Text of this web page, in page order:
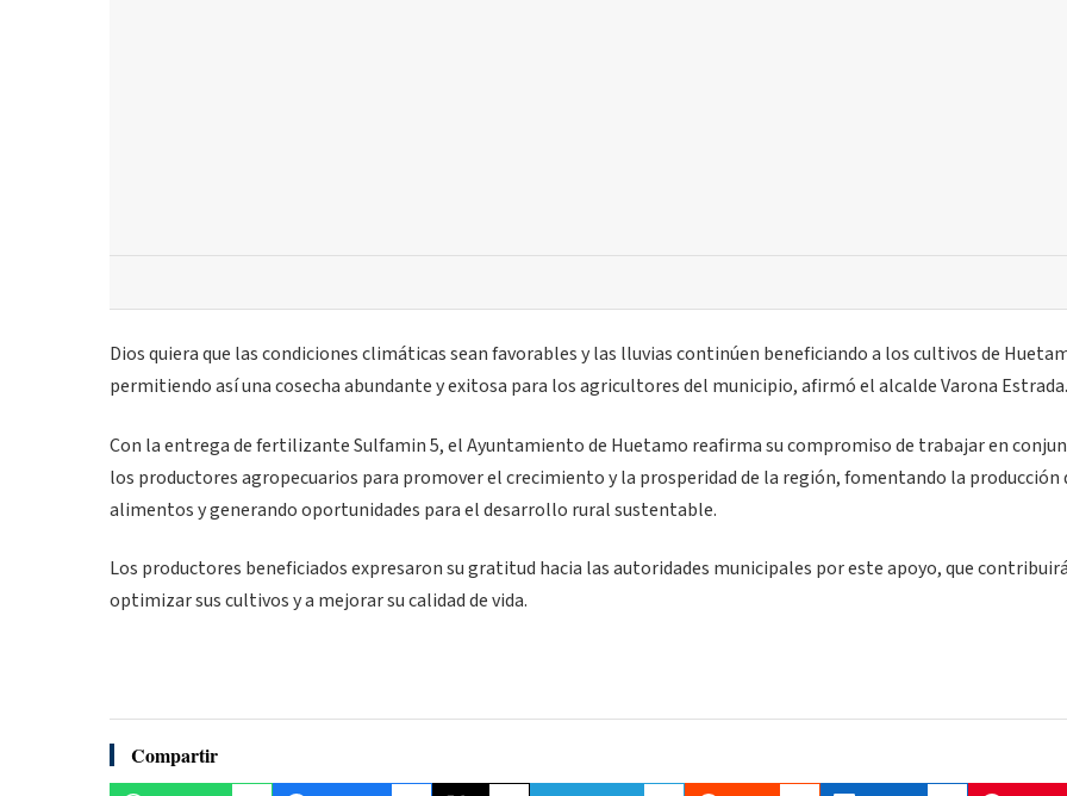
Dios quiera que las condiciones climáticas sean favorables y las lluvias continúen beneficiando a los cultivos de
permitiendo así una cosecha abundante y exitosa para los agricultores del municipio, afirmó el alcalde Varona Estrada.
Con la entrega de fertilizante Sulfamin 5, el Ayuntamiento de Huetamo reafirma su compromiso de trabajar en
los productores agropecuarios para promover el crecimiento y la prosperidad de la región, fomentando la producción
alimentos y generando oportunidades para el desarrollo rural sustentable.
Los productores beneficiados expresaron su gratitud hacia las autoridades municipales por este apoyo, que
optimizar sus cultivos y a mejorar su calidad de vida.
Compartir